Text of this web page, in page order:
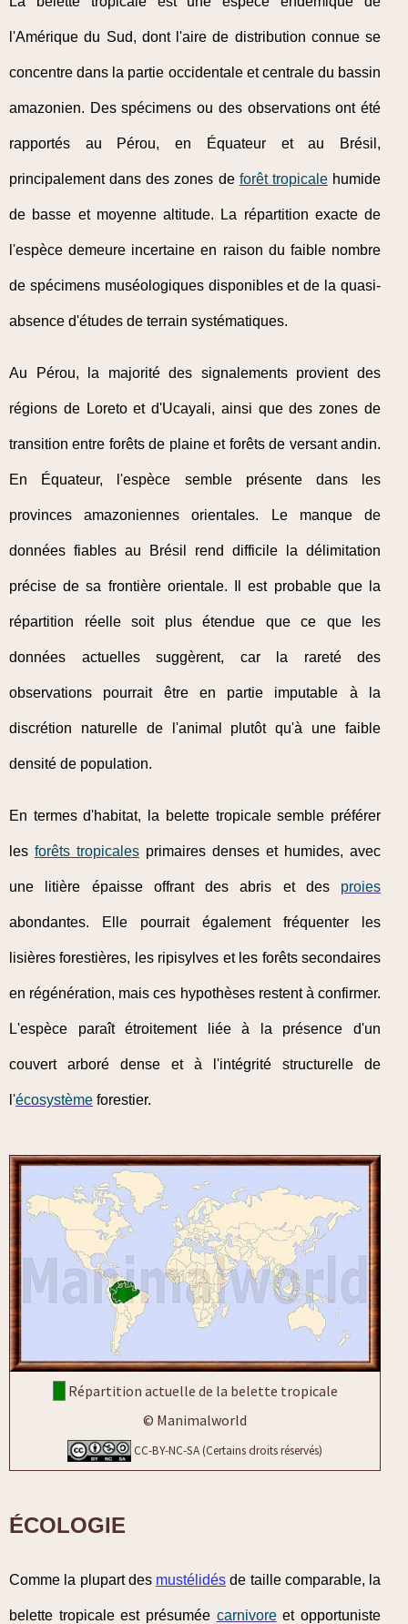
l'Amérique du Sud, dont l'aire de distribution connue se
concentre dans la partie occidentale et centrale du bassin
amazonien. Des spécimens ou des observations ont été
rapportés au Pérou, en Équateur et au Brésil,
principalement dans des zones de forêt tropicalehumide
de basse et moyenne altitude. La répartition exacte de
l'espèce demeure incertaine en raison du faible nombre
de spécimens muséologiques disponibles et de la quasi-
absence d'études de terrain systématiques.
Au Pérou, la majorité des signalements provient des
régions de Loreto et d'Ucayali, ainsi que des zones de
transition entre forêts de plaine et forêts de versant andin.
En Équateur, l'espèce semble présente dans les
provinces amazoniennes orientales. Le manque de
données fiables au Brésil rend difficile la délimitation
précise de sa frontière orientale. Il est probable que la
répartition réelle soit plus étendue que ce que les
données actuelles suggèrent, car la rareté des
observations pourrait être en partie imputable à la
discrétion naturelle de l'animal plutôt qu'à une faible
densité de population.
En termes d'habitat, la belette tropicale semble préférer
les forêts tropicales primaires denses et humides, avec
une litière épaisse offrant des abris et des proies
abondantes. Elle pourrait également fréquenter les
lisières forestières, les ripisylves et les forêts secondaires
en régénération, mais ces hypothèses restent à confirmer.
L'espèce paraît étroitement liée à la présence d'un
couvert arboré dense et à l'intégrité structurelle de
l'écosystème forestier.
Répartition actuelle de la belette tropicale
© Manimalworld
CC-BY-NC-SA (Certains droits réservés)
ÉCOLOGIE
Comme la plupart des mustélidés de taille comparable, la
belette tropicale est présumée carnivoreet opportuniste